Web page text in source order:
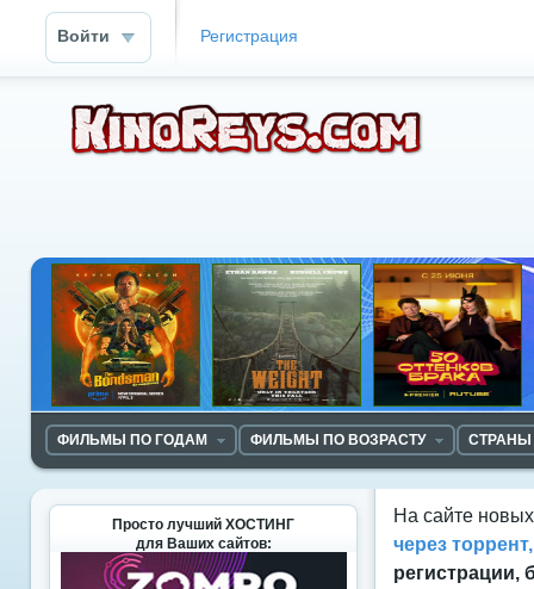
Войти Регистрация
ФИЛЬМЫ ПО ГОДАМ ФИЛЬМЫ ПО ВОЗРАСТУ
На сайте
через
регистрации,
Просто лучший ХОСТИНГ
для Ваших сайтов: